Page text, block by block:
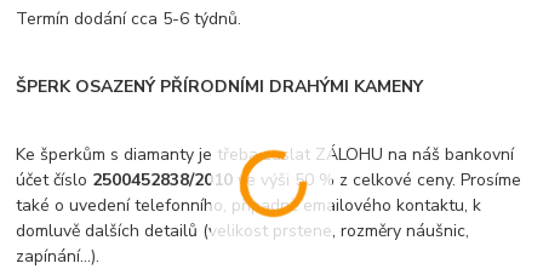
Termín dodání cca 5-6 týdnů.
ŠPERK OSAZENÝ PŘÍRODNÍMI DRAHÝMI KAMENY
Ke šperkům s diamanty je třeba zaslat ZÁLOHU na náš bankovní
účet číslo 2500452838/2010 ve výši 50 % z celkové ceny. Prosíme
také o uvedení telefonního, případně emailového kontaktu, k
domluvě dalších detailů (velikost prstene, rozměry náušnic,
zapínání...).